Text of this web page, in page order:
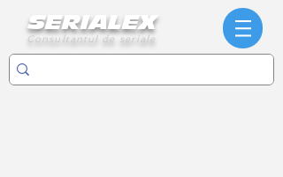
SERIALEX
Consultantul de seriale